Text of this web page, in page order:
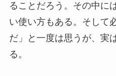
ることだろう。その中に
い使い方もある。そして
だ」と一度は思うが、実
る。